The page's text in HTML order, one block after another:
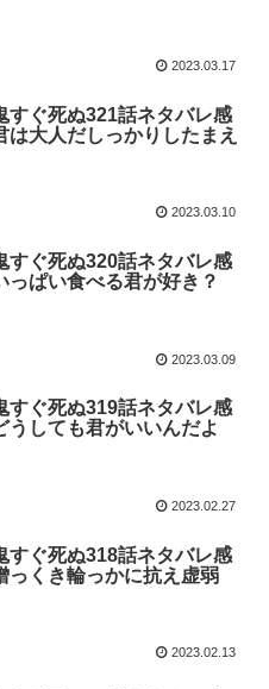
2023.03.17
すぐ死ぬ321話ネタバレ感
は大人だしっかりしたまえ
2023.03.10
すぐ死ぬ320話ネタバレ感
っぱい食べる君が好き？
2023.03.09
すぐ死ぬ319話ネタバレ感
うしても君がいいんだよ
2023.02.27
すぐ死ぬ318話ネタバレ感
っくき輪っかに抗え虚弱
2023.02.13